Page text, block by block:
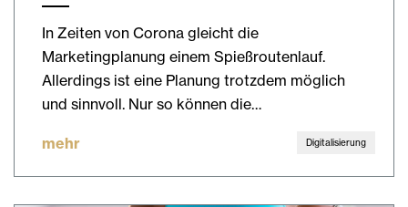
In Zeiten von Corona gleicht die
Marketingplanung einem Spießroutenlauf.
Allerdings ist eine Planung trotzdem möglich
und sinnvoll. Nur so können die…
mehr Digitalisierung